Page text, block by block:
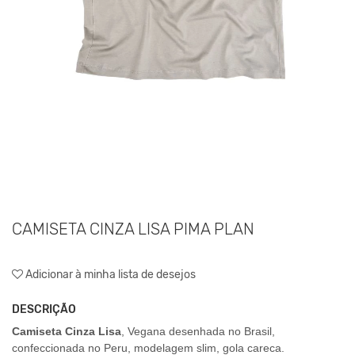
CAMISETA CINZA LISA PIMA PLAN
Adicionar à minha lista de desejos
DESCRIÇÃO
Camiseta Cinza Lisa , Vegana desenhada no Brasil,
confeccionada no Peru, modelagem slim, gola careca.